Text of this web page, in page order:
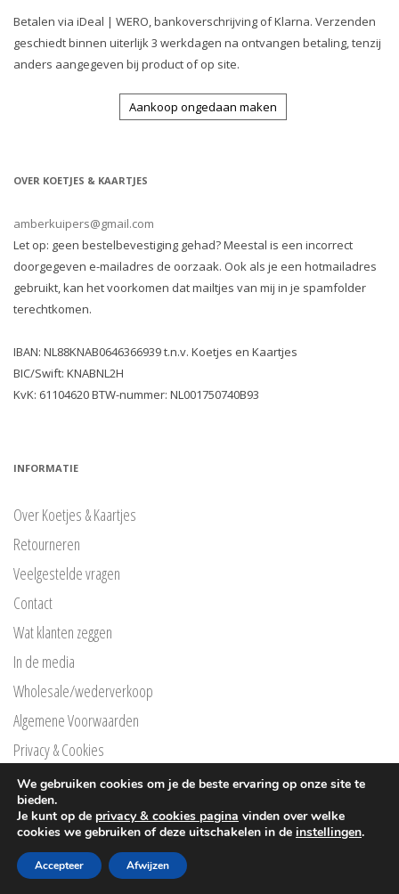
Betalen via iDeal | WERO, bankoverschrijving of Klarna. Verzenden
geschiedt binnen uiterlijk 3 werkdagen na ontvangen betaling, tenzij
anders aangegeven bij product of op site.
Aankoop ongedaan maken
OVER KOETJES & KAARTJES
amberkuipers@gmail.com
Let op: geen bestelbevestiging gehad? Meestal is een incorrect
doorgegeven e-mailadres de oorzaak. Ook als je een hotmailadres
gebruikt, kan het voorkomen dat mailtjes van mij in je spamfolder
terechtkomen.
IBAN: NL88KNAB0646366939 t.n.v. Koetjes en Kaartjes
BIC/Swift: KNABNL2H
KvK: 61104620 BTW-nummer: NL001750740B93
INFORMATIE
Over Koetjes & Kaartjes
Retourneren
Veelgestelde vragen
Contact
Wat klanten zeggen
In de media
Wholesale/wederverkoop
Algemene Voorwaarden
Privacy & Cookies
Privacyverklaring Klarna
Free Printables
© CopyrightKoetjes en kaartjes2026 |
We gebruiken cookies om je de beste ervaring op onze site te
bieden.
Je kunt op de privacy & cookies pagina vinden over welke
cookies we gebruiken of deze uitschakelen in de instellingen.
Accepteer Afwijzen